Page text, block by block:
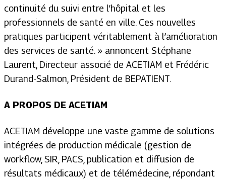
continuité du suivi entre l’hôpital et les
professionnels de santé en ville. Ces nouvelles
pratiques participent véritablement à l’amélioration
des services de santé. » annoncent Stéphane
Laurent, Directeur associé de ACETIAM et Frédéric
Durand-Salmon, Président de BEPATIENT.
A PROPOS DE ACETIAM
ACETIAM développe une vaste gamme de solutions
intégrées de production médicale (gestion de
workflow, SIR, PACS, publication et diffusion de
résultats médicaux) et de télémédecine, répondant